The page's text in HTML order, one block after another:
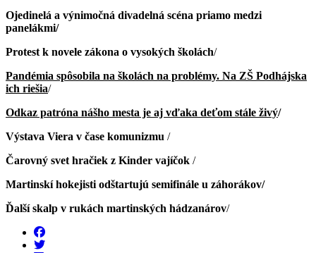
Ojedinelá a výnimočná divadelná scéna priamo medzi
panelákmi/
Protest k novele zákona o vysokých školách/
Pandémia spôsobila na školách na problémy. Na ZŠ Podhájska
ich riešia/
Odkaz patróna nášho mesta je aj vďaka deťom stále živý/
Výstava Viera v čase komunizmu /
Čarovný svet hračiek z Kinder vajíčok /
Martinskí hokejisti odštartujú semifinále u záhorákov/
Ďalší skalp v rukách martinských hádzanárov/